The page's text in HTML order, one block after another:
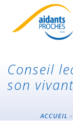
Conseil
son
ACCUEIL »